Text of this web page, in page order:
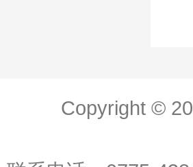
Copyright ©